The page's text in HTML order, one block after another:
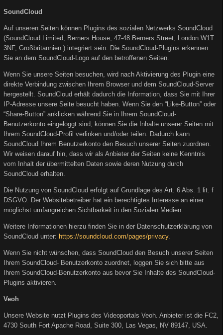
SoundCloud
Auf unseren Seiten können Plugins des sozialen Netzwerks SoundCloud
(SoundCloud Limited, Berners House, 47-48 Berners Street, London W1T
3NF, Großbritannien.) integriert sein. Die SoundCloud-Plugins erkennen
Sie an dem SoundCloud-Logo auf den betroffenen Seiten.
Wenn Sie unsere Seiten besuchen, wird nach Aktivierung des Plugin eine
direkte Verbindung zwischen Ihrem Browser und dem SoundCloud-Server
hergestellt. SoundCloud erhält dadurch die Information, dass Sie mit Ihrer
IP-Adresse unsere Seite besucht haben. Wenn Sie den “Like-Button” oder
“Share-Button” anklicken während Sie in Ihrem SoundCloud-
Benutzerkonto eingeloggt sind, können Sie die Inhalte unserer Seiten mit
Ihrem SoundCloud-Profil verlinken und/oder teilen. Dadurch kann
SoundCloud Ihrem Benutzerkonto den Besuch unserer Seiten zuordnen.
Wir weisen darauf hin, dass wir als Anbieter der Seiten keine Kenntnis
vom Inhalt der übermittelten Daten sowie deren Nutzung durch
SoundCloud erhalten.
Die Nutzung von SoundCloud erfolgt auf Grundlage des Art. 6 Abs. 1 lit. f
DSGVO. Der Websitebetreiber hat ein berechtigtes Interesse an einer
möglichst umfangreichen Sichtbarkeit in den Sozialen Medien.
Weitere Informationen hierzu finden Sie in der Datenschutzerklärung von
SoundCloud unter: https://soundcloud.com/pages/privacy.
Wenn Sie nicht wünschen, dass SoundCloud den Besuch unserer Seiten
Ihrem SoundCloud- Benutzerkonto zuordnet, loggen Sie sich bitte aus
Ihrem SoundCloud-Benutzerkonto aus bevor Sie Inhalte des SoundCloud-
Plugins aktivieren.
Veoh
Unsere Website nutzt Plugins des Videoportals Veoh. Anbieter ist die FC2,
4730 South Fort Apache Road, Suite 300, Las Vegas, NV 89147, USA.